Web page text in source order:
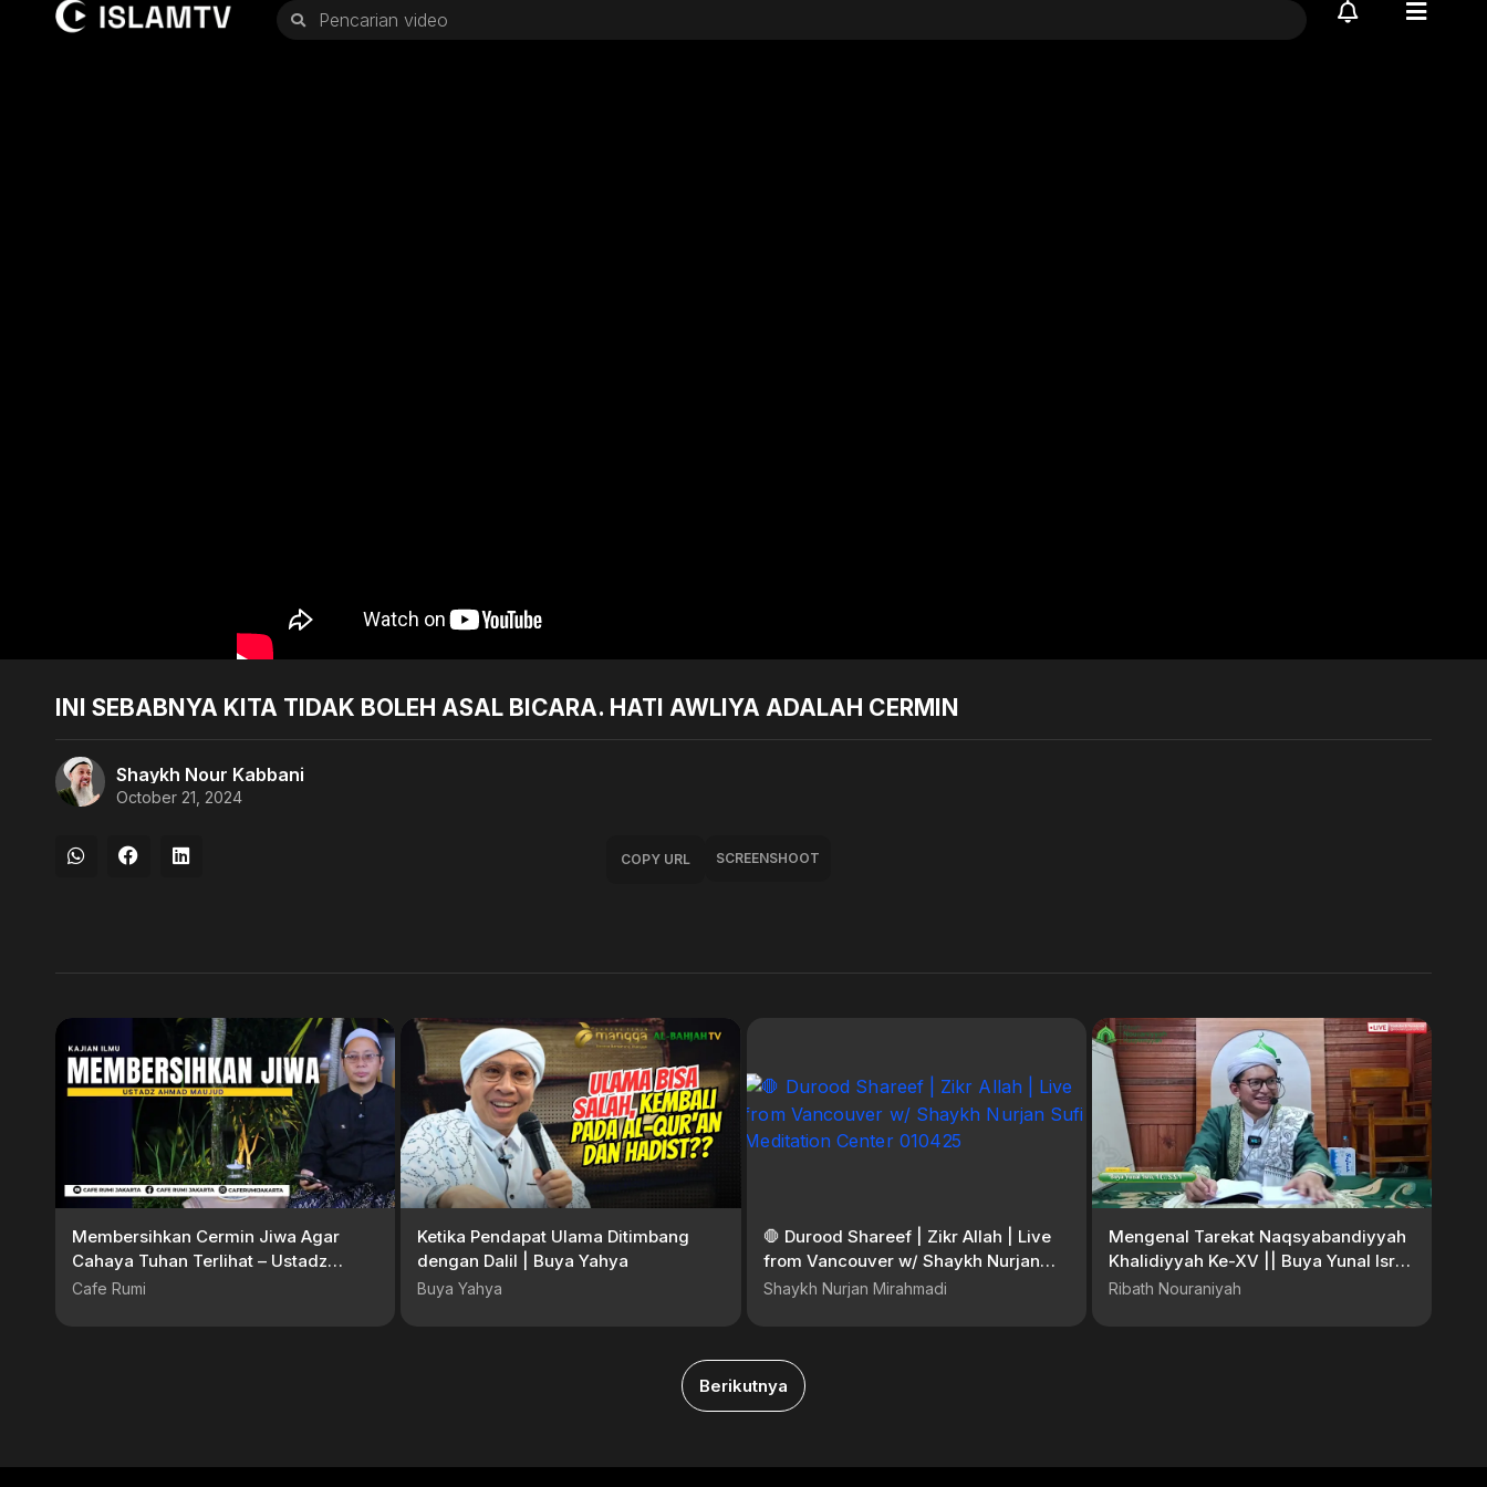
INI SEBABNYA KITA TIDAK BOLEH ASAL BICARA. HATI AWLIYA ADALAH CERMIN
Shaykh Nour Kabbani
October 21, 2024
COPY URL SCREENSHOOT
Membersihkan Cermin Jiwa Agar
Cahaya Tuhan Terlihat – Ustadz
Ahmad Maujud | serial akhir
Cafe Rumi
Ketika Pendapat Ulama Ditimbang
dengan Dalil | Buya Yahya
Buya Yahya
🛑 Durood Shareef | Zikr Allah | Live
from Vancouver w/ Shaykh Nurjan
Sufi Meditation Center 010425
Shaykh Nurjan Mirahmadi
Mengenal Tarekat Naqsyabandiyyah
Khalidiyyah Ke-XV || Buya Yunal Isra,
LC., S.S.I
Ribath Nouraniyah
Berikutnya